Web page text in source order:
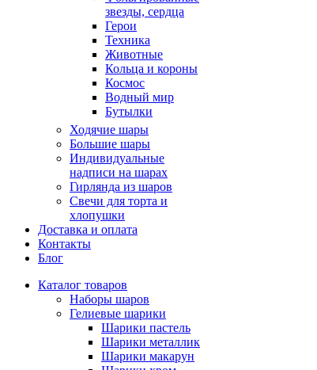
звезды, сердца
Герои
Техника
Животные
Кольца и короны
Космос
Водный мир
Бутылки
Ходячие шары
Большие шары
Индивидуальные
надписи на шарах
Гирлянда из шаров
Свечи для торта и
хлопушки
Доставка и оплата
Контакты
Блог
Каталог товаров
Наборы шаров
Гелиевые шарики
Шарики пастель
Шарики металлик
Шарики макарун